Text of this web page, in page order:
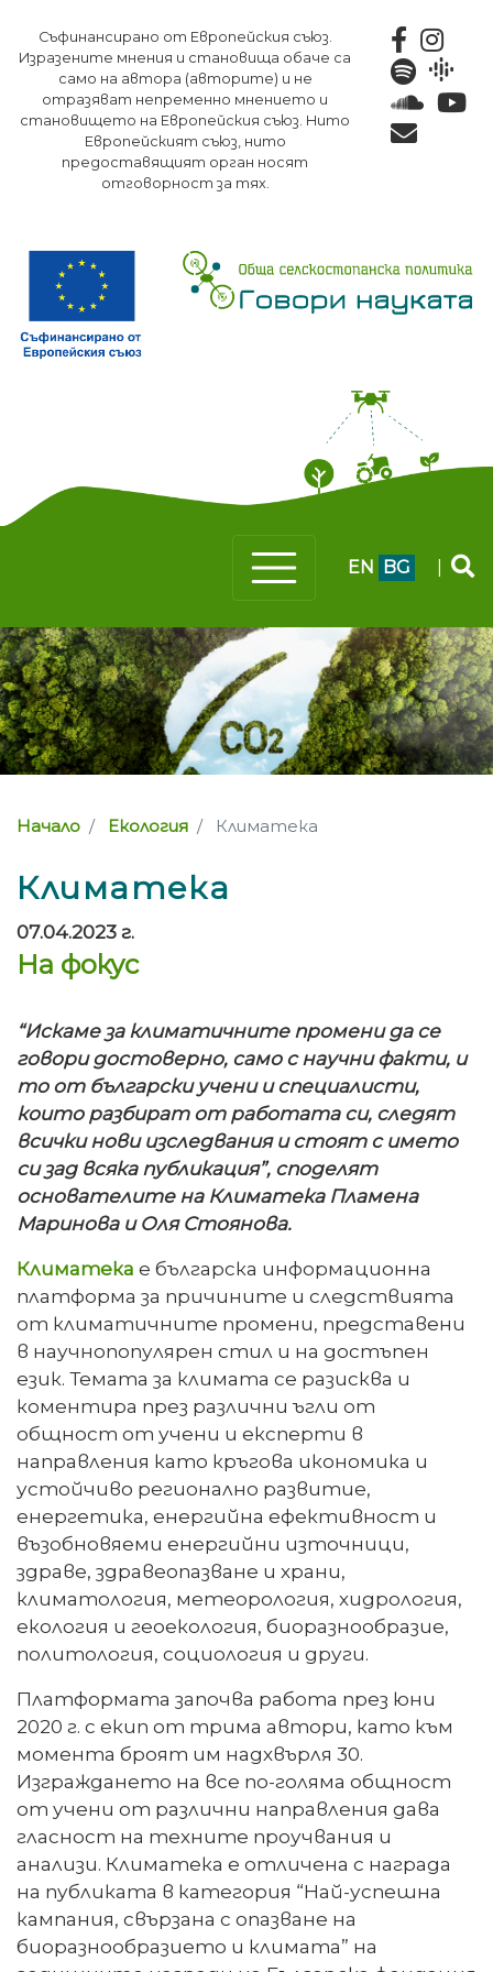
към
основното
съдържание
Съфинансирано от Европейския съюз.
Изразените мнения и становища обаче са
само на автора (авторите) и не
отразяват непременно мнението и
становището на Европейския съюз. Нито
Европейският съюз, нито
предоставящият орган носят
отговорност за тях.
EN BG
Начало Екология Климатека
Климатека
07.04.2023 г.
На фокус
“Искаме за климатичните промени да се
говори достоверно, само с научни факти, и
то от български учени и специалисти,
които разбират от работата си, следят
всички нови изследвания и стоят с името
си зад всяка публикация”, споделят
основателите на Климатека Пламена
Маринова и Оля Стоянова.
Климатека е българска информационна
платформа за причините и следствията
от климатичните промени, представени
в научнопопулярен стил и на достъпен
език. Темата за климата се разисква и
коментира през различни ъгли от
общност от учени и експерти в
направления като кръгова икономика и
устойчиво регионално развитие,
енергетика, енергийна ефективност и
възобновяеми енергийни източници,
здраве, здравеопазване и храни,
климатология, метеорология, хидрология,
екология и геоекология, биоразнообразие,
политология, социология и други.
Платформата започва работа през юни
2020 г. с екип от трима автори, като към
момента броят им надхвърля 30.
Изграждането на все по-голяма общност
от учени от различни направления дава
гласност на техните проучвания и
анализи. Климатека е отличена с награда
на публиката в категория “Най-успешна
кампания, свързана с опазване на
биоразнообразието и климата” на